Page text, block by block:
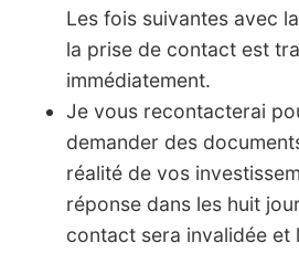
Les fois suivantes avec
la prise de contact est
immédiatement.
Je vous recontacterai
demander des
réalité de vos
réponse dans les huit
contact sera invalidée et